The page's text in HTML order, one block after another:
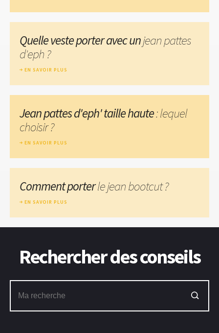
Quelle veste porter avec unjean pattes
d'eph ?
EN SAVOIR PLUS
Jean pattes d'eph' taille haute: lequel
choisir ?
EN SAVOIR PLUS
Comment porterle jean bootcut ?
EN SAVOIR PLUS
Rechercher des conseils